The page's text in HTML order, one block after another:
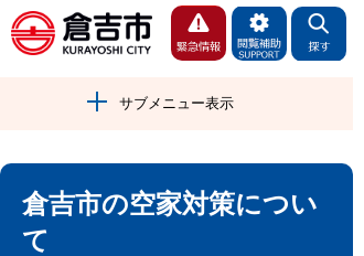
サブメニュー表示
倉吉市の空家対策につい
て